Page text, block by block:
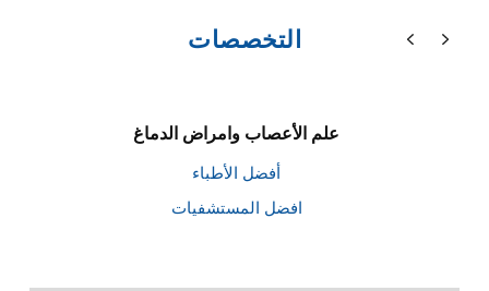
التخصصات
علم الأعصاب وامراض الدماغ
أفضل الأطباء
افضل المستشفيات